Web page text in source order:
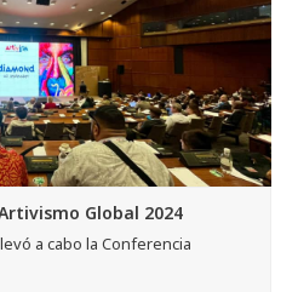
Global 2024
a cabo la Conferencia